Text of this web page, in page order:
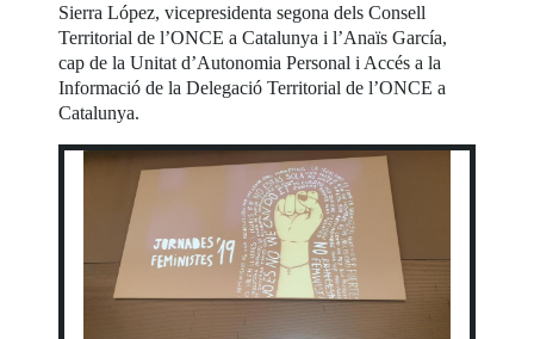
Sierra López, vicepresidenta segona dels Consell
Territorial de l’ONCE a Catalunya i l’Anaïs García,
cap de la Unitat d’Autonomia Personal i Accés a la
Informació de la Delegació Territorial de l’ONCE a
Catalunya.